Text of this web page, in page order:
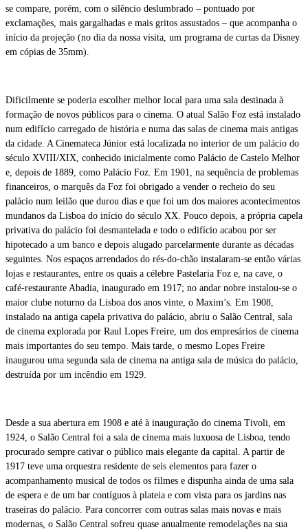
se compare, porém, com o silêncio deslumbrado – pontuado por
exclamações, mais gargalhadas e mais gritos assustados – que acompanha o
início da projeção (no dia da nossa visita, um programa de curtas da Disney
em cópias de 35mm).
Dificilmente se poderia escolher melhor local para uma sala destinada à
formação de novos públicos para o cinema. O atual Salão Foz está instalado
num edifício carregado de história e numa das salas de cinema mais antigas
da cidade. A Cinemateca Júnior está localizada no interior de um palácio do
século XVIII/XIX, conhecido inicialmente como Palácio de Castelo Melhor
e, depois de 1889, como Palácio Foz. Em 1901, na sequência de problemas
financeiros, o marquês da Foz foi obrigado a vender o recheio do seu
palácio num leilão que durou dias e que foi um dos maiores acontecimentos
mundanos da Lisboa do início do século XX. Pouco depois, a própria capela
privativa do palácio foi desmantelada e todo o edifício acabou por ser
hipotecado a um banco e depois alugado parcelarmente durante as décadas
seguintes. Nos espaços arrendados do rés-do-chão instalaram-se então várias
lojas e restaurantes, entre os quais a célebre Pastelaria Foz e, na cave, o
café-restaurante Abadia, inaugurado em 1917; no andar nobre instalou-se o
maior clube noturno da Lisboa dos anos vinte, o Maxim’s. Em 1908,
instalado na antiga capela privativa do palácio, abriu o Salão Central, sala
de cinema explorada por Raul Lopes Freire, um dos empresários de cinema
mais importantes do seu tempo. Mais tarde, o mesmo Lopes Freire
inaugurou uma segunda sala de cinema na antiga sala de música do palácio,
destruída por um incêndio em 1929.
Desde a sua abertura em 1908 e até à inauguração do cinema Tivoli, em
1924, o Salão Central foi a sala de cinema mais luxuosa de Lisboa, tendo
procurado sempre cativar o público mais elegante da capital. A partir de
1917 teve uma orquestra residente de seis elementos para fazer o
acompanhamento musical de todos os filmes e dispunha ainda de uma sala
de espera e de um bar contíguos à plateia e com vista para os jardins nas
traseiras do palácio. Para concorrer com outras salas mais novas e mais
modernas, o Salão Central sofreu quase anualmente remodelações na sua